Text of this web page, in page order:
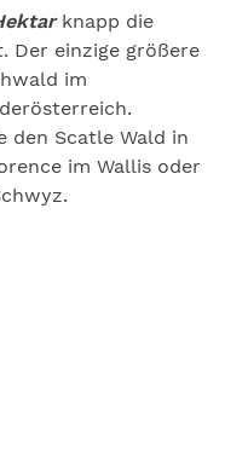
knapp die
Der einzige größere
im
den Scatle Wald in
im Wallis oder